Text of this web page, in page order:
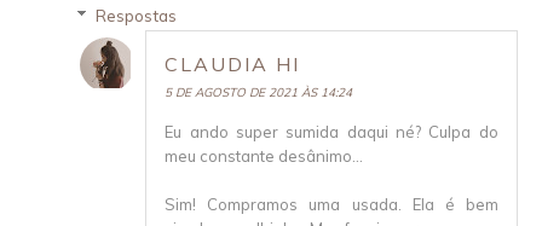
Respostas
CLAUDIA HI
5 DE AGOSTO DE 2021 ÀS 14:24
Eu ando super sumida daqui né? Culpa do
meu constante desânimo...
Sim! Compramos uma usada. Ela é bem